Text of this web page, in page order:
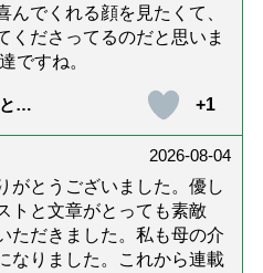
んでくれる顔を見たくて、
くださってるのだと思いま
ですね。
介
+1
2026-08-04
がとうございました。優し
トと文章がとっても素敵
ただきました。私も母の介
なりました。これから連載